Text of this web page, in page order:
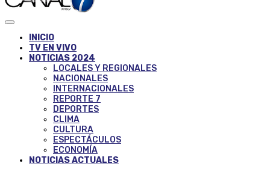
INICIO
TV EN VIVO
NOTICIAS 2024
LOCALES Y REGIONALES
NACIONALES
INTERNACIONALES
REPORTE 7
DEPORTES
CLIMA
CULTURA
ESPECTÁCULOS
ECONOMÍA
NOTICIAS ACTUALES